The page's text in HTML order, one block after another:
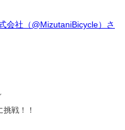
会社（@MizutaniBicycle）さ
戦！！